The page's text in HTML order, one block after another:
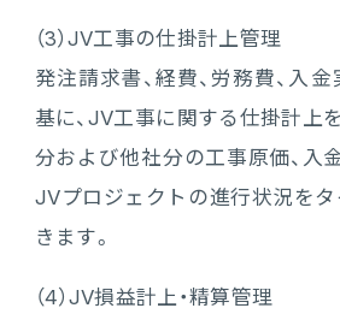
（3）JV工事の仕掛計上管理
発注請求書、経費、労務費、入
基に、JV工事に関する仕掛計上
分および他社分の工事原価、入
JVプロジェクトの進行状況を
きます。
（4）JV損益計上・精算管理